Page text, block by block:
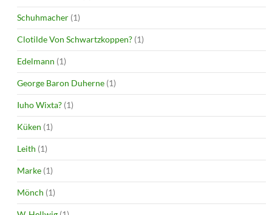
Schuhmacher (1)
Clotilde Von Schwartzkoppen? (1)
Edelmann (1)
George Baron Duherne (1)
Iuho Wixta? (1)
Küken (1)
Leith (1)
Marke (1)
Mönch (1)